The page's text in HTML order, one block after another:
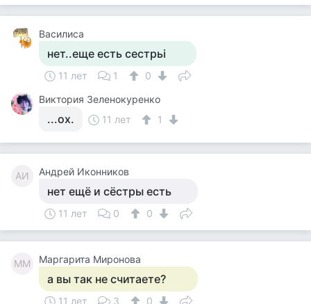
Василиса
нет..еще есть сестрьі
11 лет 1
0
Виктория Зеленокуренко
...ох. 11 лет 1
АИ Андрей Иконников
нет ещё и сёстры есть
11 лет 0 0
ММ Маргарита Миронова
а вы так не считаете?
11 лет 3 0